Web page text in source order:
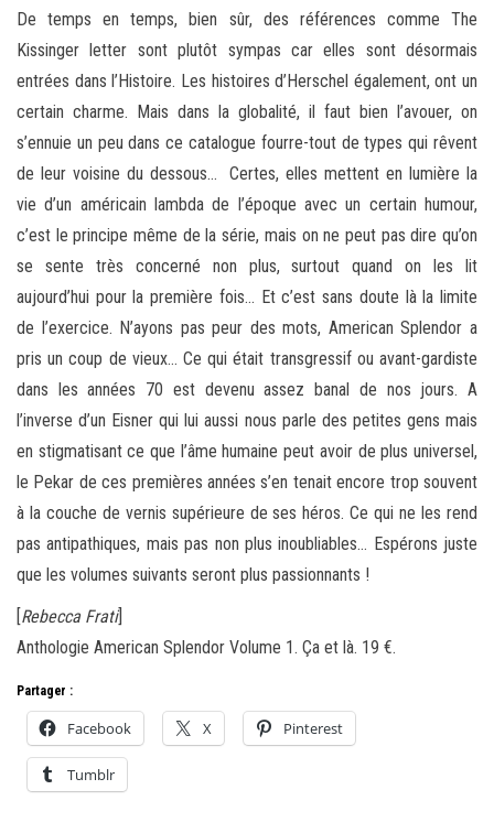
De temps en temps, bien sûr, des références comme The
Kissinger letter sont plutôt sympas car elles sont désormais
entrées dans l’Histoire. Les histoires d’Herschel également, ont un
certain charme. Mais dans la globalité, il faut bien l’avouer, on
s’ennuie un peu dans ce catalogue fourre-tout de types qui rêvent
de leur voisine du dessous… Certes, elles mettent en lumière la
vie d’un américain lambda de l’époque avec un certain humour,
c’est le principe même de la série, mais on ne peut pas dire qu’on
se sente très concerné non plus, surtout quand on les lit
aujourd’hui pour la première fois… Et c’est sans doute là la limite
de l’exercice. N’ayons pas peur des mots, American Splendor a
pris un coup de vieux… Ce qui était transgressif ou avant-gardiste
dans les années 70 est devenu assez banal de nos jours. A
l’inverse d’un Eisner qui lui aussi nous parle des petites gens mais
en stigmatisant ce que l’âme humaine peut avoir de plus universel,
le Pekar de ces premières années s’en tenait encore trop souvent
à la couche de vernis supérieure de ses héros. Ce qui ne les rend
pas antipathiques, mais pas non plus inoubliables… Espérons juste
que les volumes suivants seront plus passionnants !
[Rebecca Frati]
Anthologie American Splendor Volume 1. Ça et là. 19 €.
Partager :
Facebook X Pinterest
Tumblr